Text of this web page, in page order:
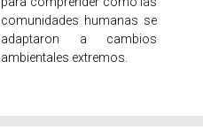
comunidades humanas se
adaptaron a cambios
ambientales extremos.